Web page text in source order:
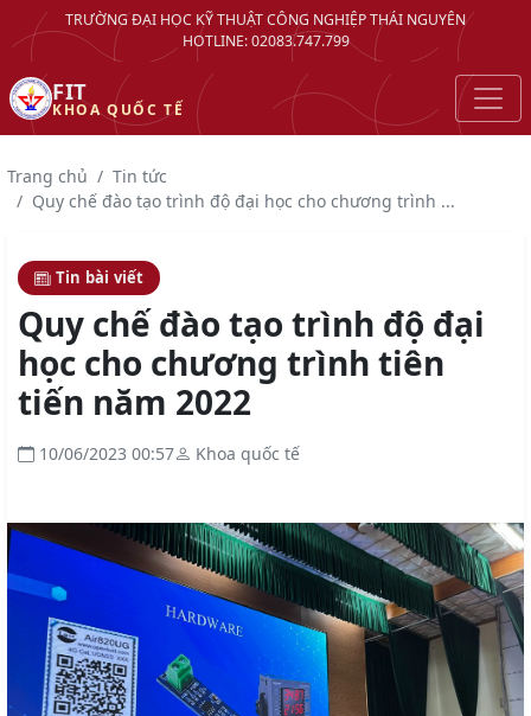
TRƯỜNG ĐẠI HỌC KỸ THUẬT CÔNG NGHIỆP THÁI NGUYÊN
HOTLINE: 02083.747.799
FIT
KHOA QUỐC TẾ
Trang chủ
Tin tức
Quy chế đào tạo trình độ đại học cho chương trình ...
Tin bài viết
Quy chế đào tạo trình độ đại
học cho chương trình tiên
tiến năm 2022
10/06/2023 00:57 Khoa quốc tế